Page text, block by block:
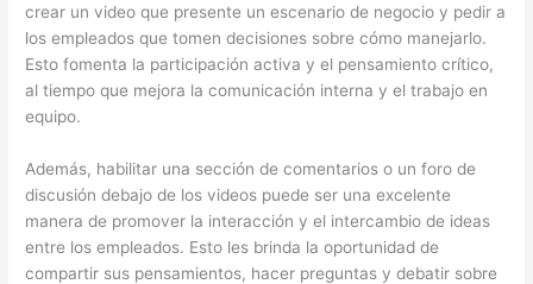
crear un video que presente un escenario de negocio y pedir a
los empleados que tomen decisiones sobre cómo manejarlo.
Esto fomenta la participación activa y el pensamiento crítico,
al tiempo que mejora la comunicación interna y el trabajo en
equipo.
Además, habilitar una sección de comentarios o un foro de
discusión debajo de los videos puede ser una excelente
manera de promover la interacción y el intercambio de ideas
entre los empleados. Esto les brinda la oportunidad de
compartir sus pensamientos, hacer preguntas y debatir sobre